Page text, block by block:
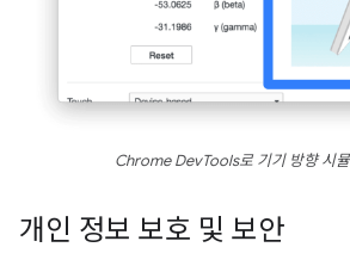
Chrome DevTools로 기기 방향 시
개인 정보 보호 및 보안